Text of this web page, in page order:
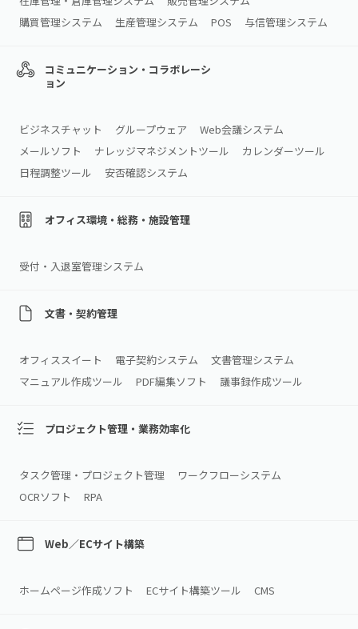
購買管理システム
生産管理システム POS 与信管理システム
コミュニケーション・コラボレーシ
ョン
ビジネスチャット グループウェア
Web会議システム
メールソフト
ナレッジマネジメントツール
カレンダーツール
日程調整ツール
安否確認システム
オフィス環境・総務・施設管理
受付・入退室管理システム
文書・契約管理
オフィススイート 電子契約システム
文書管理システム
マニュアル作成ツール
PDF編集ソフト 議事録作成ツール
プロジェクト管理・業務効率化
タスク管理・プロジェクト管理
ワークフローシステム
OCRソフト
RPA
Web／ECサイト構築
ホームページ作成ソフト ECサイト構築ツール CMS